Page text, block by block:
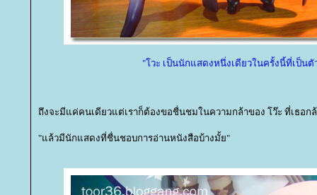
"โวะ เป็นนักแสดงหนึ่งเดียวในครั้งนี้ที่เป็นตั
ถึงจะมีแค่คนเดียวแต่เราก็ต้องขอชื่นชมในความกล้าของ โว๊ะ ที่เธอก
"แล้วมีนักแสดงที่ชื่นชอบการอ่านหนังสือบ้างมั้ย"